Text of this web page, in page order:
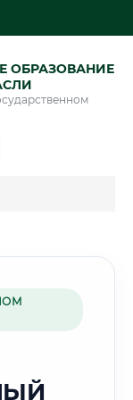
ОБРАЗОВАНИЕ